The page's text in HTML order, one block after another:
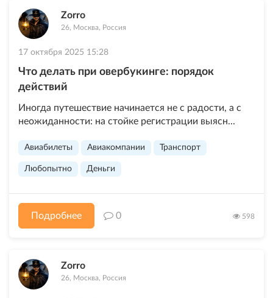
Zorro
26, Москва, Россия
17 октября 2025 15:28
Что делать при овербукинге: порядок
действий
Иногда путешествие начинается не с радости, а с
неожиданности: на стойке регистрации выясн...
Авиабилеты Авиакомпании Транспорт
Любопытно Деньги
Подробнее 0 598
Zorro
26, Москва, Россия